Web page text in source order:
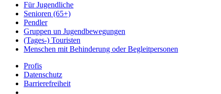
Für Jugendliche
Senioren (65+)
Pendler
Gruppen un Jugendbewegungen
(Tages-) Touristen
Menschen mit Behinderung oder Begleitpersonen
Profis
Datenschutz
Barrierefreiheit